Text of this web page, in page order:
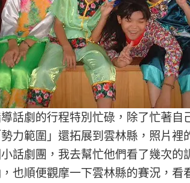
話劇的行程特別忙碌，除了忙著自
力範圍」還拓展到雲林縣，照片裡
話劇團，我去幫忙他們看了幾次
也順便觀摩一下雲林縣的賽況，看